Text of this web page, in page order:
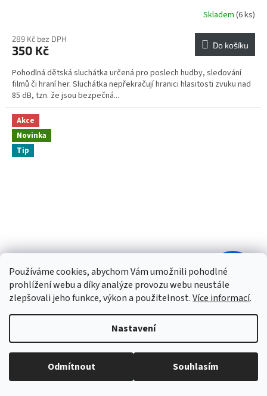
Používáme cookies, abychom Vám umožnili pohodlné
prohlížení webu a díky analýze provozu webu neustále
zlepšovali jeho funkce, výkon a použitelnost.Více informací.
Nastavení
Odmítnout Souhlasím
Skladem (6 ks)
289 Kč bez DPH
350 Kč Do košíku
Pohodlná dětská sluchátka určená pro poslech hudby, sledování
filmů či hraní her. Sluchátka nepřekračují hranici hlasitosti zvuku nad
85 dB, tzn. že jsou bezpečná...
Akce
Novinka
Tip
499 Kč
–24 %
312 Kč bez DPH
377 Kč